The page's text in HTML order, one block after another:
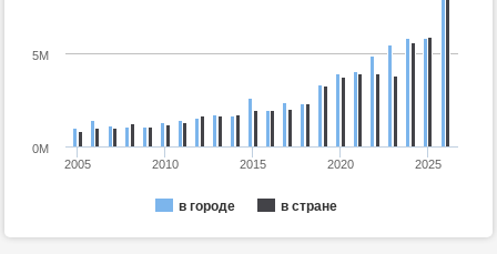
в городе в стране
2005 2010 2015 2020 2025
0M
5M